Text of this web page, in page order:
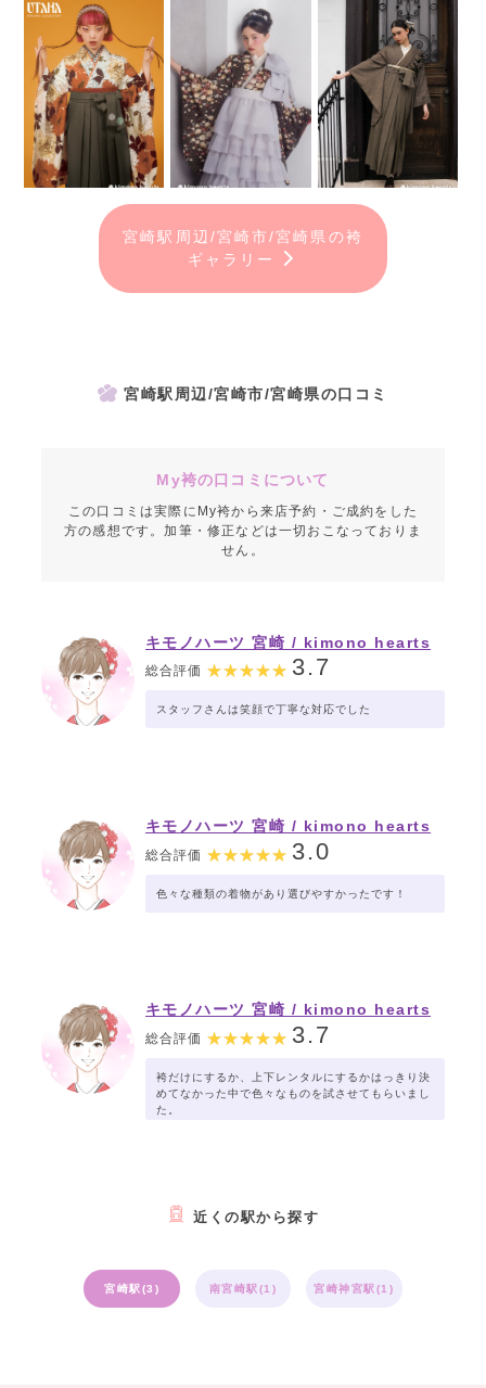
宮崎駅周辺/宮崎市/宮崎県の袴
ギャラリー
宮崎駅周辺/宮崎市/宮崎県の口コミ
My袴の口コミについて
この口コミは実際にMy袴から来店予約・ご成約をした
方の感想です。加筆・修正などは一切おこなっておりま
せん。
キモノハーツ 宮崎 / kimono hearts
Miyazaki
総合評価 3.7
スタッフさんは笑顔で丁寧な対応でした
キモノハーツ 宮崎 / kimono hearts
総合評価 3.0
色々な種類の着物があり選びやすかったです！
キモノハーツ 宮崎 / kimono hearts
Miyazaki
総合評価 3.7
袴だけにするか、上下レンタルにするかはっきり決
めてなかった中で色々なものを試させてもらいまし
た。
近くの駅から探す
宮崎駅(3) 南宮崎駅(1) 宮崎神宮駅(1)